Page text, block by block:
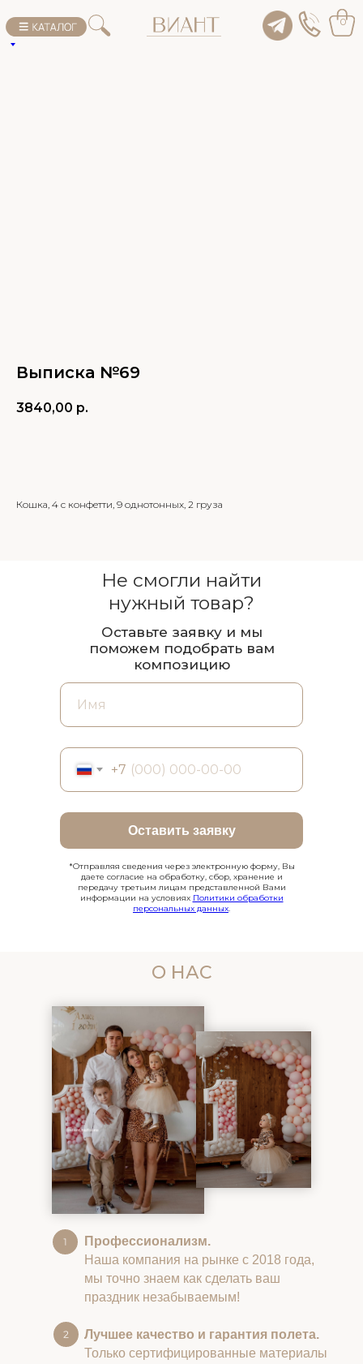
0
Выписка №69
3840,00 р.
Кошка, 4 с конфетти, 9 однотонных, 2 груза
+7
Оставить заявку
Не смогли найти
нужный товар?
Оставьте заявку и мы
поможем подобрать вам
композицию
*Отправляя сведения через электронную форму, Вы
даете согласие на обработку, сбор, хранение и
передачу третьим лицам представленной Вами
информации на условиях Политики обработки
персональных данных.
О НАС
Профессионализм.
Наша компания на рынке с 2018 года,
мы точно знаем как сделать ваш
праздник незабываемым!
Лучшее качество и гарантия полета.
Только сертифицированные материалы